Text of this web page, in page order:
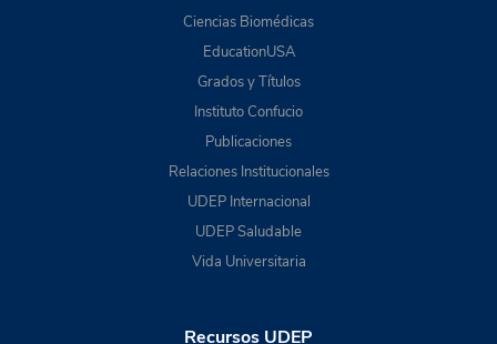
Ciencias Biomédicas
EducationUSA
Grados y Títulos
Instituto Confucio
Publicaciones
Relaciones Institucionales
UDEP Internacional
UDEP Saludable
Vida Universitaria
Recursos UDEP